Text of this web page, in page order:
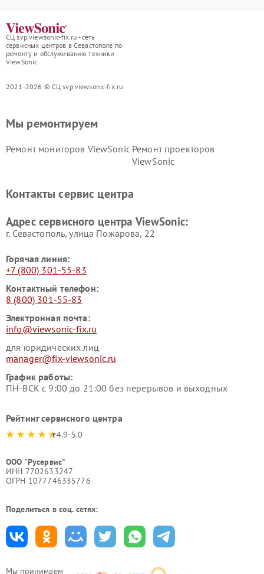
СЦ svp.viewsonic-fix.ru - сеть
сервисных центров в Севастополе по
ремонту и обслуживанию техники
ViewSonic
2021-2026 © СЦ svp.viewsonic-fix.ru
Мы принимаем
Мы ремонтируем
Ремонт мониторов ViewSonic Ремонт проекторов
ViewSonic
Контакты сервис центра
Адрес сервисного центра ViewSonic:
г. Севастополь, улица Пожарова, 22
Горячая линия:
+7 (800) 301-55-83
Контактный телефон:
8 (800) 301-55-83
Электронная почта:
info@viewsonic-fix.ru
для юридических лиц
manager@fix-viewsonic.ru
График работы:
ПН-ВСК с 9:00 до 21:00 без перерывов и выходных
Рейтинг сервисного центра
4.9-5.0
ООО "Русервис"
ИНН 7702633247
ОГРН 1077746335776
Поделиться в соц. сетях: